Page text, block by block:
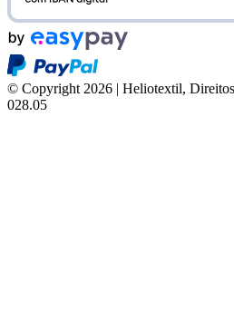
© Copyright 2026 | Heliotextil, Direitos
028.05